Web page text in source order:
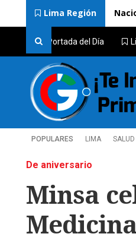
Lima Región
Portada del Día
POPULARES LIMA SALUD
De aniversario
Minsa